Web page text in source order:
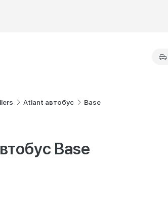
Atlant автобус Base
Base